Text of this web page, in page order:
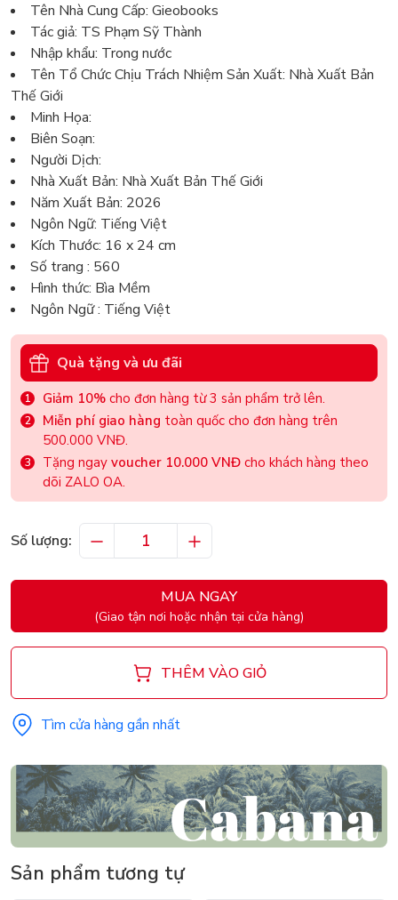
Tên Nhà Cung Cấp: Gieobooks
Tác giả: TS Phạm Sỹ Thành
Nhập khẩu: Trong nước
Tên Tổ Chức Chịu Trách Nhiệm Sản Xuất: Nhà Xuất Bản
Thế Giới
Minh Họa:
Biên Soạn:
Người Dịch:
Nhà Xuất Bản: Nhà Xuất Bản Thế Giới
Năm Xuất Bản: 2026
Ngôn Ngữ: Tiếng Việt
Kích Thước: 16 x 24 cm
Số trang : 560
Hình thức: Bìa Mềm
Ngôn Ngữ : Tiếng Việt
Quà tặng và ưu đãi
Giảm 10% cho đơn hàng từ 3 sản phẩm trở lên.
Miễn phí giao hàng toàn quốc cho đơn hàng trên
500.000 VNĐ.
Tặng ngay voucher 10.000 VNĐ cho khách hàng theo
dõi ZALO OA.
Số lượng:
MUA NGAY
(Giao tận nơi hoặc nhận tại cửa hàng)
THÊM VÀO GIỎ
Tìm cửa hàng gần nhất
Sản phẩm tương tự